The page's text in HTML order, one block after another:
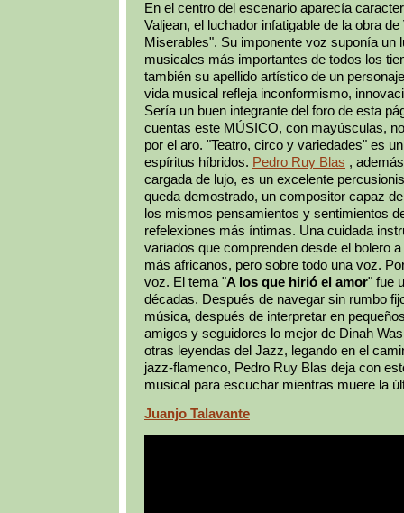
En el centro del escenario aparecía
Valjean, el luchador infatigable de la obra
Miserables". Su imponente voz suponía un
musicales más importantes de todos los
también su apellido artístico de un
vida musical refleja inconformismo,
Sería un buen integrante del foro de esta
cuentas este MÚSICO, con mayúsculas,
por el aro. "Teatro, circo y variedades" es
espíritus híbridos. Pedro Ruy Blas ,
cargada de lujo, es un excelente
queda demostrado, un compositor capaz
los mismos pensamientos y sentimientos
refelexiones más íntimas. Una cuidada
variados que comprenden desde el bolero
más africanos, pero sobre todo una voz.
voz. El tema "A los que hirió el amor" fue
décadas. Después de navegar sin rumbo
música, después de interpretar en
amigos y seguidores lo mejor de Dinah
otras leyendas del Jazz, legando en el
jazz-flamenco, Pedro Ruy Blas deja con
musical para escuchar mientras muere la
Juanjo Talavante